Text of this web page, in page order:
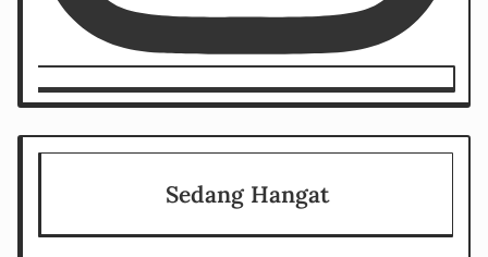
Sedang Hangat